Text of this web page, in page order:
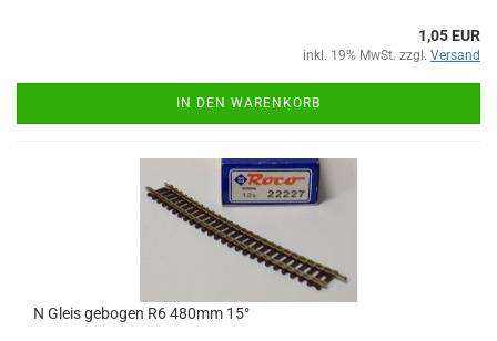
1,05 EUR
inkl. 19% MwSt. zzgl. Versand
IN DEN WARENKORB
N Gleis gebogen R6 480mm 15°